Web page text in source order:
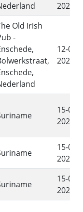
2026
Old Irish
-
12-06-
2026
15-05-
2026
15-05-
2026
15-05-
2026